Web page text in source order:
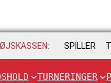
SPILLER
TURNERINGER